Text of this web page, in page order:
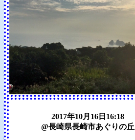
2017年10月16日16:18
@長崎県長崎市あぐりの丘